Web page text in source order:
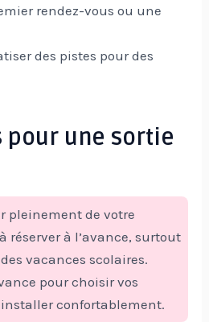
rendez-vous ou une
des pistes pour des
pour une sortie
pleinement de votre
réserver à l’avance, surtout
vacances scolaires.
pour choisir vos
confortablement.